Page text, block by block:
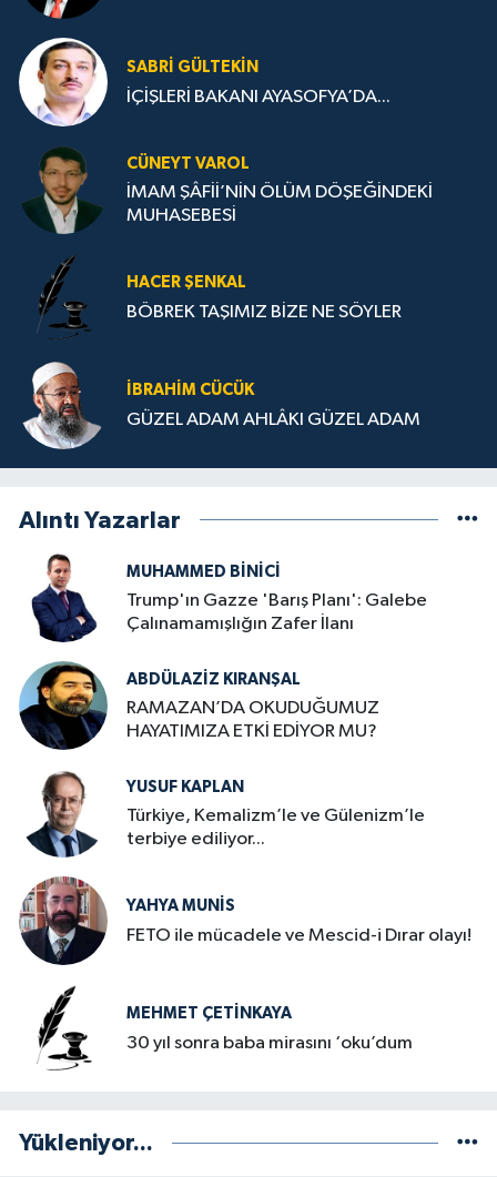
SABRI GÜLTEKIN
İÇİŞLERİ BAKANI AYASOFYA’DA...
CÜNEYT VAROL
İMAM ŞÂFİİ’NİN ÖLÜM DÖŞEĞİNDEKİ
MUHASEBESİ
HACER ŞENKAL
BÖBREK TAŞIMIZ BİZE NE SÖYLER
İBRAHIM CÜCÜK
GÜZEL ADAM AHLÂKI GÜZEL ADAM
Alıntı Yazarlar
MUHAMMED BINICI
Trump'ın Gazze 'Barış Planı': Galebe
Çalınamamışlığın Zafer İlanı
ABDÜLAZIZ KIRANŞAL
RAMAZAN’DA OKUDUĞUMUZ
HAYATIMIZA ETKİ EDİYOR MU?
YUSUF KAPLAN
Türkiye, Kemalizm’le ve Gülenizm’le
terbiye ediliyor...
YAHYA MUNIS
FETO ile mücadele ve Mescid-i Dırar olayı!
MEHMET ÇETINKAYA
30 yıl sonra baba mirasını ‘oku’dum
Yükleniyor...